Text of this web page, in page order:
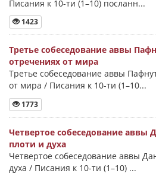
Писания к 10-ти (1–10) посланн...
1423
Третье собеседование аввы
отречениях от мира
Третье собеседование аввы
от мира / Писания к 10-ти (1–10...
1773
Четвертое собеседование аввы
плоти и духа
Четвертое собеседование аввы
духа / Писания к 10-ти (1–10) ...